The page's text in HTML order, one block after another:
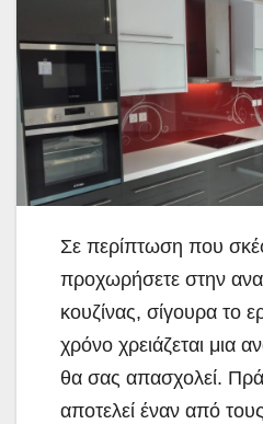
Σε περίπτωση που
προχωρήσετε στην
κουζίνας, σίγουρα το
χρόνο χρειάζεται μια
θα σας απασχολεί.
αποτελεί έναν από